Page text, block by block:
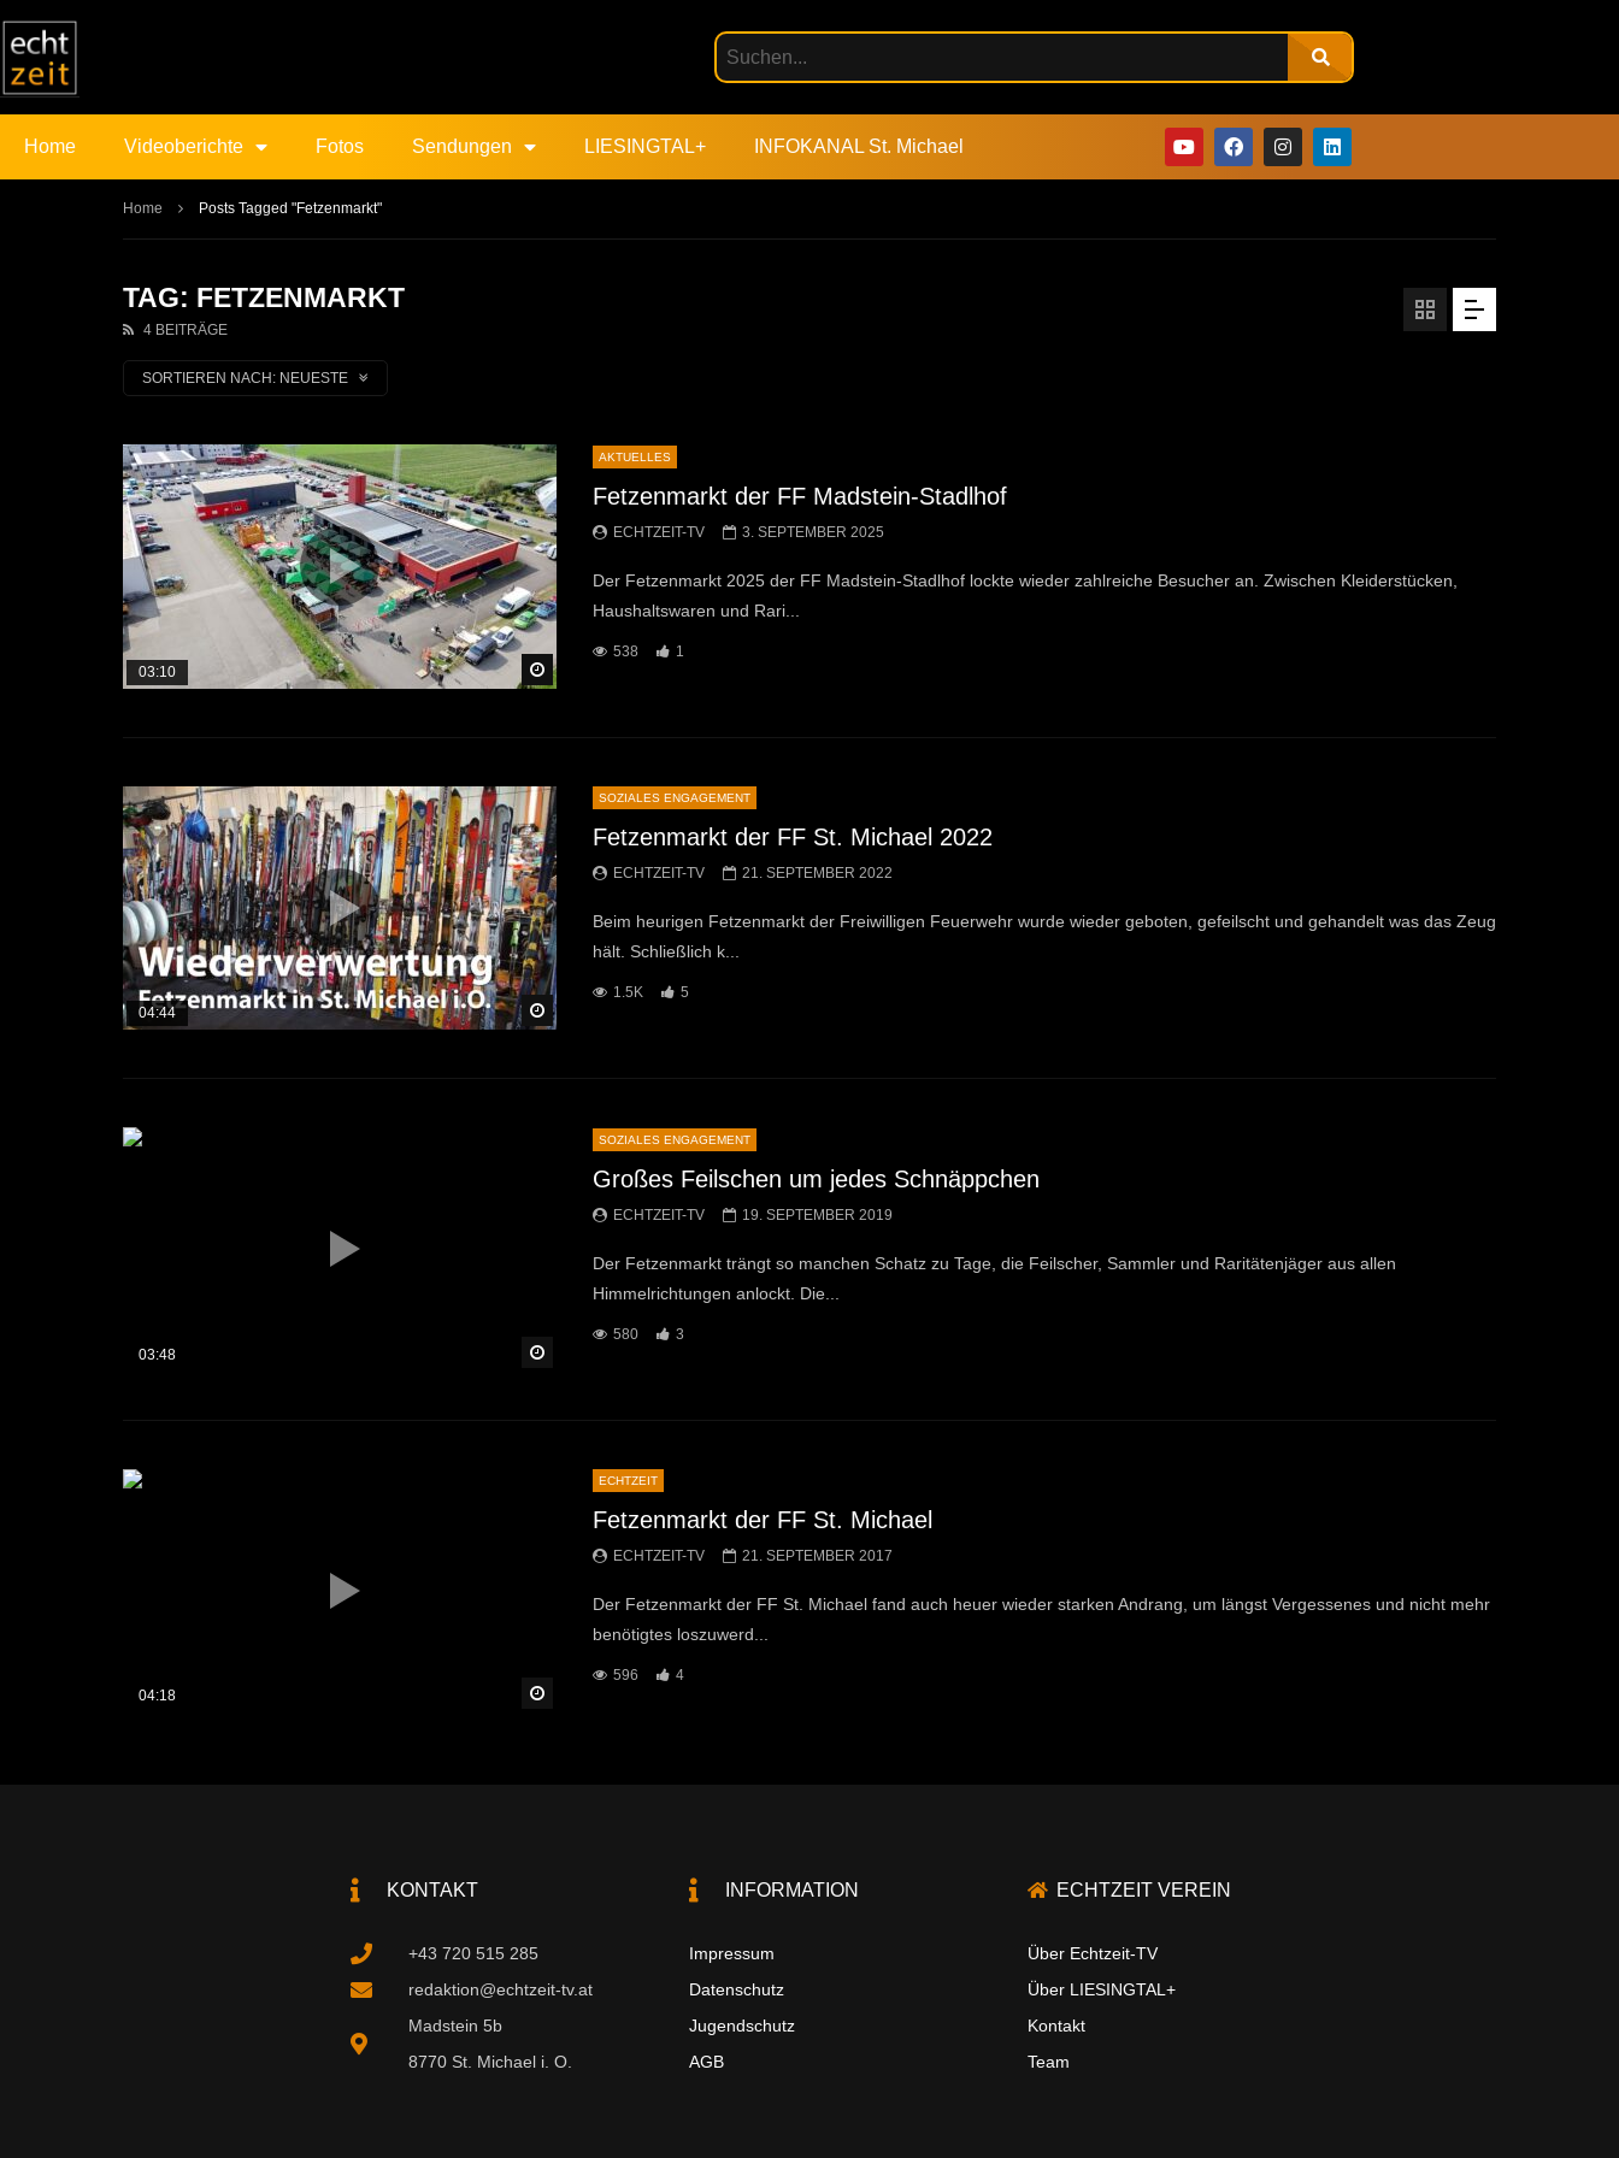
Home Videoberichte Fotos Sendungen LIESINGTAL+ INFOKANAL St. Michael
Home Posts Tagged "Fetzenmarkt"
TAG: FETZENMARKT
4 BEITRÄGE
SORTIEREN NACH: NEUESTE
Später Ansehen
03:10
AKTUELLES
Fetzenmarkt der FF Madstein-Stadlhof
ECHTZEIT-TV 3. SEPTEMBER 2025
Der Fetzenmarkt 2025 der FF Madstein-Stadlhof lockte wieder zahlreiche Besucher an. Zwischen Kleiderstücken,
Haushaltswaren und Rari...
538 1
Später Ansehen
04:44
SOZIALES ENGAGEMENT
Fetzenmarkt der FF St. Michael 2022
ECHTZEIT-TV 21. SEPTEMBER 2022
Beim heurigen Fetzenmarkt der Freiwilligen Feuerwehr wurde wieder geboten, gefeilscht und gehandelt was das Zeug
hält. Schließlich k...
1.5K 5
03:48
SOZIALES ENGAGEMENT
Großes Feilschen um jedes Schnäppchen
ECHTZEIT-TV 19. SEPTEMBER 2019
Der Fetzenmarkt trängt so manchen Schatz zu Tage, die Feilscher, Sammler und Raritätenjäger aus allen
Himmelrichtungen anlockt. Die...
580 3
04:18
ECHTZEIT
Fetzenmarkt der FF St. Michael
ECHTZEIT-TV 21. SEPTEMBER 2017
Der Fetzenmarkt der FF St. Michael fand auch heuer wieder starken Andrang, um längst Vergessenes und nicht mehr
benötigtes loszuwerd...
596 4
KONTAKT
+43 720 515 285
redaktion@echtzeit-tv.at
Madstein 5b
8770 St. Michael i. O.
INFORMATION
Impressum
Datenschutz
Jugendschutz
AGB
ECHTZEIT VEREIN
Über Echtzeit-TV
Über LIESINGTAL+
Kontakt
Team